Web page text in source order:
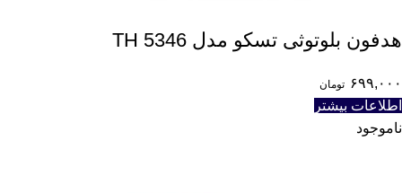
هدفون بلوتوثی تسکو مدل TH 5346
۶۹۹,۰۰۰ تومان
اطلاعات بیشتر
ناموجود